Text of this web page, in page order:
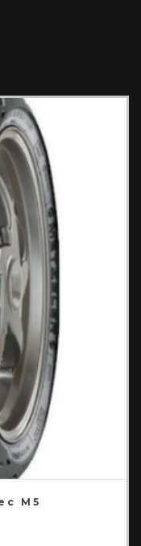
M5